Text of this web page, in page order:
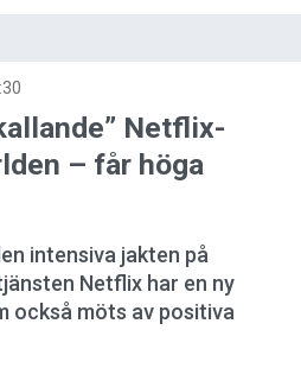
Netflix-
– får höga
intensiva jakten på
Netflix har en ny
också möts av positiva